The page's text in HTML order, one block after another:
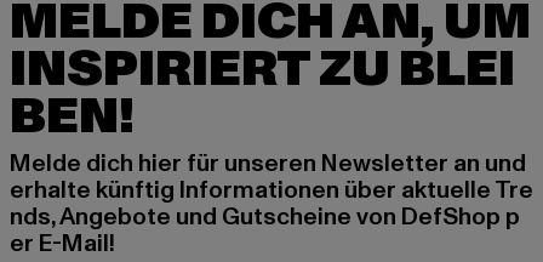
MELDE DICH AN, UM
INSPIRIERT ZU BLEI
BEN!
Melde dich hier für unseren Newsletter an und
erhalte künftig Informationen über aktuelle Tre
nds, Angebote und Gutscheine von DefShop p
er E-Mail!